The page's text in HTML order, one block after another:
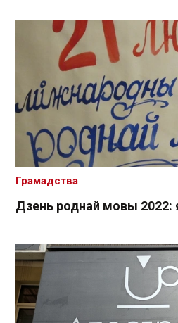
Дзень роднай мовы 2022:
Грамадства